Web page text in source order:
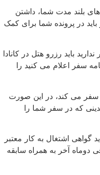
بلند مدت شما، داشتن
باید در پرونده شما برای کمک
ندارید باید رزرو هتل در کانادا
سفر اعلام می کنید را
سفر می کند، در این صورت
که در سفر شما را
گواهی اشتغال به کار معتبر
دوماه آخر به همراه سابقه